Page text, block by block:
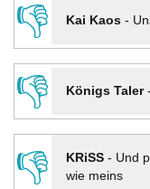
👎
Kai Kaos-
👎
Königs Taler-
👎
KRiSS- Und
wie meins